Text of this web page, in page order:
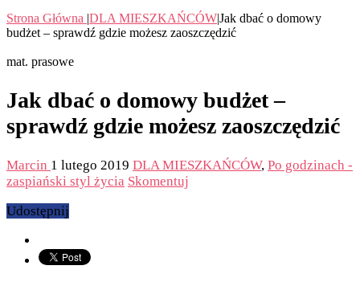
Strona Główna |DLA MIESZKAŃCÓW|Jak dbać o domowy
budżet – sprawdź gdzie możesz zaoszczędzić
mat. prasowe
Jak dbać o domowy budżet –
sprawdź gdzie możesz zaoszczędzić
Marcin 1 lutego 2019 DLA MIESZKAŃCÓW, Po godzinach -
zaspiański styl życia Skomentuj
Udostępnij